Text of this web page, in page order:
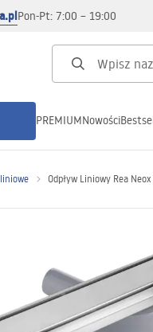
Pon-Pt: 7:00 – 19:00
PREMIUMNowości
Odpływ Liniowy Rea